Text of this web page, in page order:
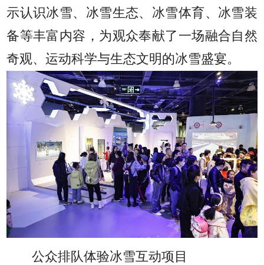
示认识冰雪、冰雪生态、冰雪体育、冰雪装
备等丰富内容，为观众奉献了一场融合自然
奇观、运动科学与生态文明的冰雪盛宴。
公众排队体验冰雪互动项目